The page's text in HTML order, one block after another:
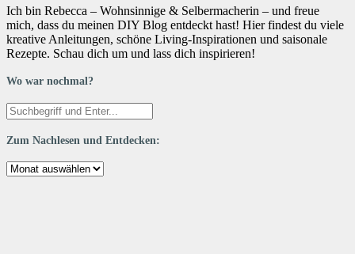
Ich bin Rebecca – Wohnsinnige & Selbermacherin – und freue
mich, dass du meinen DIY Blog entdeckt hast! Hier findest du viele
kreative Anleitungen, schöne Living-Inspirationen und saisonale
Rezepte. Schau dich um und lass dich inspirieren!
Wo war nochmal?
Zum Nachlesen und Entdecken:
Zum